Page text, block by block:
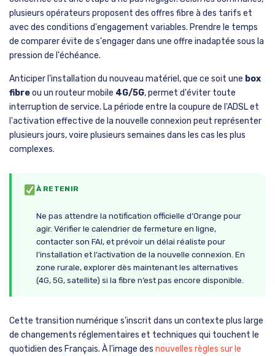
plusieurs opérateurs proposent des offres fibre à des tarifs et
avec des conditions d'engagement variables. Prendre le temps
de comparer évite de s'engager dans une offre inadaptée sous la
pression de l'échéance.
Anticiper l'installation du nouveau matériel, que ce soit une box
fibreou un routeur mobile 4G/5G, permet d'éviter toute
interruption de service. La période entre la coupure de l'ADSL et
l'activation effective de la nouvelle connexion peut représenter
plusieurs jours, voire plusieurs semaines dans les cas les plus
complexes.
À RETENIR
Ne pas attendre la notification officielle d’Orange pour
agir. Vérifier le calendrier de fermeture en ligne,
contacter son FAI, et prévoir un délai réaliste pour
l’installation et l’activation de la nouvelle connexion. En
zone rurale, explorer dès maintenant les alternatives
(4G, 5G, satellite) si la fibre n’est pas encore disponible.
Cette transition numérique s'inscrit dans un contexte plus large
de changements réglementaires et techniques qui touchent le
quotidien des Français. À l'image des nouvelles règles sur le